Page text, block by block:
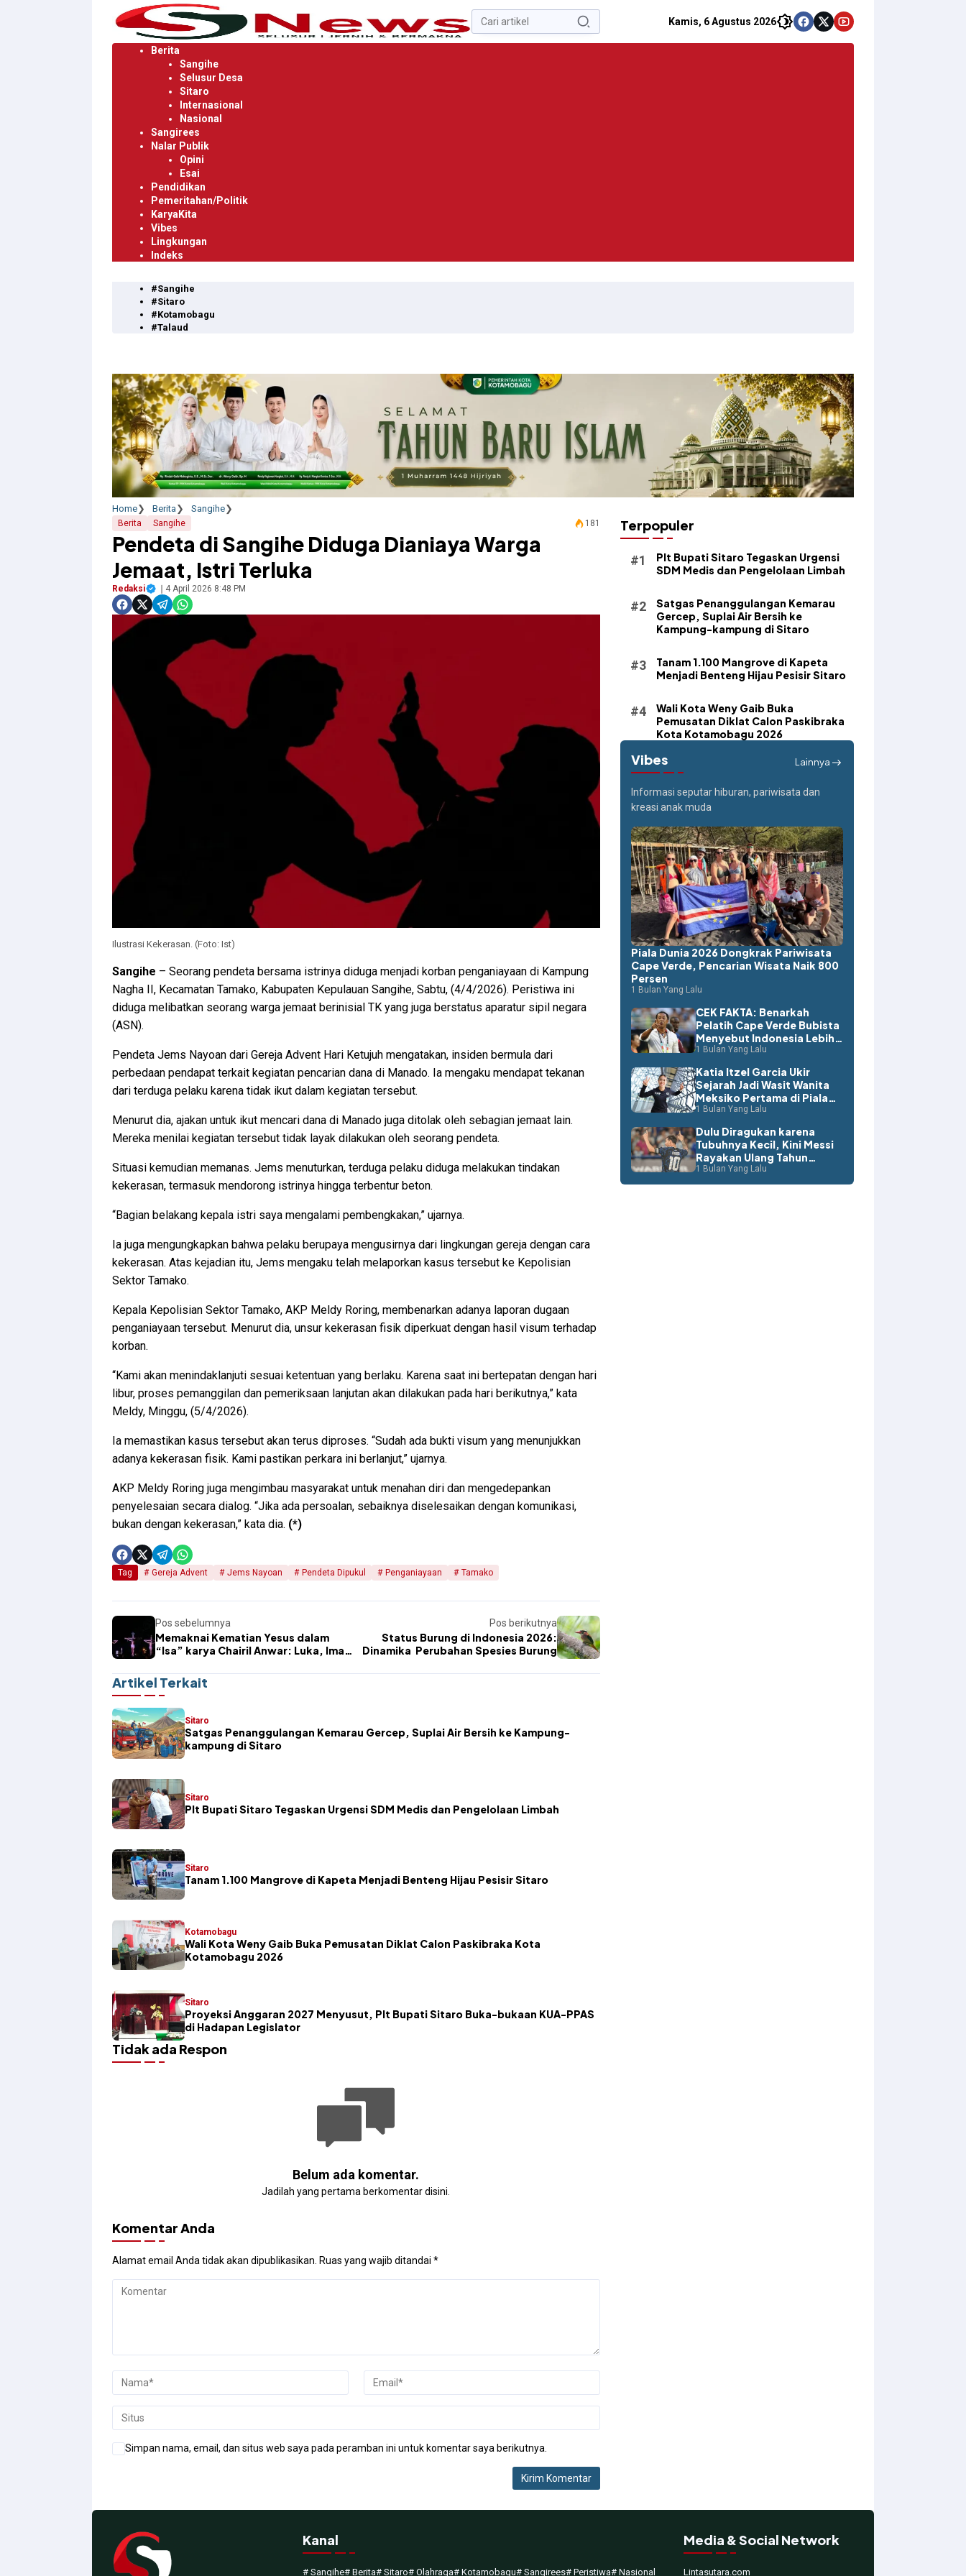
Langsung
Pencarian
untuk:
Kamis, 6 Agustus 2026
Berita
Sangihe
Selusur Desa
Sitaro
Internasional
Nasional
Sangirees
Nalar Publik
Opini
Esai
Pendidikan
Pemeritahan/Politik
KaryaKita
Vibes
Lingkungan
Indeks
#Sangihe
#Sitaro
#Kotamobagu
#Talaud
Home Berita Sangihe
Berita Sangihe 181
Pendeta di Sangihe Diduga Dianiaya Warga
Jemaat, Istri Terluka
Redaksi 4 April 2026 8:48 PM
Ilustrasi Kekerasan. (Foto: Ist)
Sangihe – Seorang pendeta bersama istrinya diduga menjadi korban penganiayaan di Kampung
Nagha II, Kecamatan Tamako, Kabupaten Kepulauan Sangihe, Sabtu, (4/4/2026). Peristiwa ini
diduga melibatkan seorang warga jemaat berinisial TK yang juga berstatus aparatur sipil negara
(ASN).
Pendeta Jems Nayoan dari Gereja Advent Hari Ketujuh mengatakan, insiden bermula dari
perbedaan pendapat terkait kegiatan pencarian dana di Manado. Ia mengaku mendapat tekanan
dari terduga pelaku karena tidak ikut dalam kegiatan tersebut.
Menurut dia, ajakan untuk ikut mencari dana di Manado juga ditolak oleh sebagian jemaat lain.
Mereka menilai kegiatan tersebut tidak layak dilakukan oleh seorang pendeta.
Situasi kemudian memanas. Jems menuturkan, terduga pelaku diduga melakukan tindakan
kekerasan, termasuk mendorong istrinya hingga terbentur beton.
“Bagian belakang kepala istri saya mengalami pembengkakan,” ujarnya.
Ia juga mengungkapkan bahwa pelaku berupaya mengusirnya dari lingkungan gereja dengan cara
kekerasan. Atas kejadian itu, Jems mengaku telah melaporkan kasus tersebut ke Kepolisian
Sektor Tamako.
Kepala Kepolisian Sektor Tamako, AKP Meldy Roring, membenarkan adanya laporan dugaan
penganiayaan tersebut. Menurut dia, unsur kekerasan fisik diperkuat dengan hasil visum terhadap
korban.
“Kami akan menindaklanjuti sesuai ketentuan yang berlaku. Karena saat ini bertepatan dengan hari
libur, proses pemanggilan dan pemeriksaan lanjutan akan dilakukan pada hari berikutnya,” kata
Meldy, Minggu, (5/4/2026).
Ia memastikan kasus tersebut akan terus diproses. “Sudah ada bukti visum yang menunjukkan
adanya kekerasan fisik. Kami pastikan perkara ini berlanjut,” ujarnya.
AKP Meldy Roring juga mengimbau masyarakat untuk menahan diri dan mengedepankan
penyelesaian secara dialog. “Jika ada persoalan, sebaiknya diselesaikan dengan komunikasi,
bukan dengan kekerasan,” kata dia. (*)
Tag Gereja Advent Jems Nayoan Pendeta Dipukul Penganiayaan Tamako
Pos sebelumnya
Memaknai Kematian Yesus dalam
“Isa” karya Chairil Anwar: Luka, Iman,
Pos berikutnya
Status Burung di Indonesia 2026:
Dinamika Perubahan Spesies Burung
Artikel Terkait
Sitaro
Satgas Penanggulangan Kemarau Gercep, Suplai Air Bersih ke Kampung-
kampung di Sitaro
Sitaro
​Plt Bupati Sitaro Tegaskan Urgensi SDM Medis dan Pengelolaan Limbah
Sitaro
Tanam 1.100 Mangrove di Kapeta Menjadi Benteng Hijau Pesisir Sitaro
Kotamobagu
Wali Kota Weny Gaib Buka Pemusatan Diklat Calon Paskibraka Kota
Kotamobagu 2026
Sitaro
Proyeksi Anggaran 2027 Menyusut, Plt Bupati Sitaro Buka-bukaan KUA-PPAS
di Hadapan Legislator
Tidak ada Respon
Belum ada komentar.
Jadilah yang pertama berkomentar disini.
Komentar Anda
Alamat email Anda tidak akan dipublikasikan. Ruas yang wajib ditandai *
Simpan nama, email, dan situs web saya pada peramban ini untuk komentar saya berikutnya.
Terpopuler
​Plt Bupati Sitaro Tegaskan Urgensi
SDM Medis dan Pengelolaan Limbah
Satgas Penanggulangan Kemarau
Gercep, Suplai Air Bersih ke
Kampung-kampung di Sitaro
Tanam 1.100 Mangrove di Kapeta
Menjadi Benteng Hijau Pesisir Sitaro
Wali Kota Weny Gaib Buka
Pemusatan Diklat Calon Paskibraka
Kota Kotamobagu 2026
Vibes Lainnya
Informasi seputar hiburan, pariwisata dan
kreasi anak muda
Piala Dunia 2026 Dongkrak Pariwisata
Cape Verde, Pencarian Wisata Naik 800
Persen
1 Bulan Yang Lalu
CEK FAKTA: Benarkah
Pelatih Cape Verde Bubista
Menyebut Indonesia Lebih
Layak ke Piala Dunia?
1 Bulan Yang Lalu
Katia Itzel Garcia Ukir
Sejarah Jadi Wasit Wanita
Meksiko Pertama di Piala
Dunia
1 Bulan Yang Lalu
Dulu Diragukan karena
Tubuhnya Kecil, Kini Messi
Rayakan Ulang Tahun
dengan Rekor Dunia
1 Bulan Yang Lalu
Kanal
# Sangihe# Berita# Sitaro# Olahraga# Kotamobagu# Sangirees# Peristiwa# Nasional
Media & Social Network
Lintasutara.com